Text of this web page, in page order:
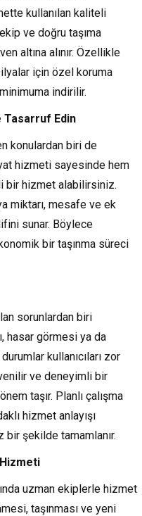
kullanılan kaliteli
ve doğru taşıma
altına alınır. Özellikle
için özel koruma
indirilir.
Tasarruf Edin
konulardan biri de
hizmeti sayesinde hem
bir hizmet alabilirsiniz.
miktarı, mesafe ve ek
sunar. Böylece
bir taşınma süreci
sorunlardan biri
hasar görmesi ya da
kullanıcıları zor
ve deneyimli bir
taşır. Planlı çalışma
hizmet anlayışı
şekilde tamamlanır.
uzman ekiplerle hizmet
taşınması ve yeni